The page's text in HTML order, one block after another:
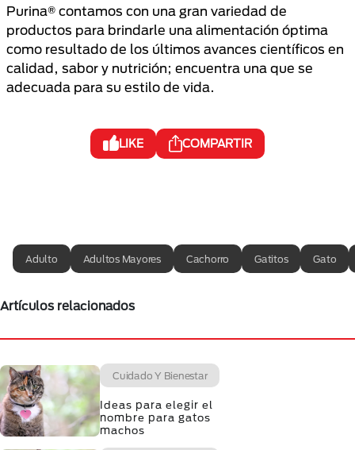
Purina® contamos con una gran variedad de
productos para brindarle una alimentación óptima
como resultado de los últimos avances científicos en
calidad, sabor y nutrición; encuentra una que se
adecuada para su estilo de vida.
LIKE COMPARTIR
Adulto Adultos Mayores Cachorro Gatitos Gato
Artículos relacionados
Cuidado Y Bienestar
Ideas para elegir el
nombre para gatos
machos